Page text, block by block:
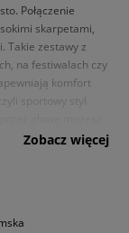
Połączenie
skarpetami,
Takie zestawy z
na festiwalach czy
komfort
sportowy styl.
czy legginsami,
sukienki.
dopasowane
setów
Zobacz więcej